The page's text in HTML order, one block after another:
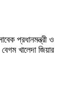
প্রধানমন্ত্রী ও
খালেদা জিয়ার